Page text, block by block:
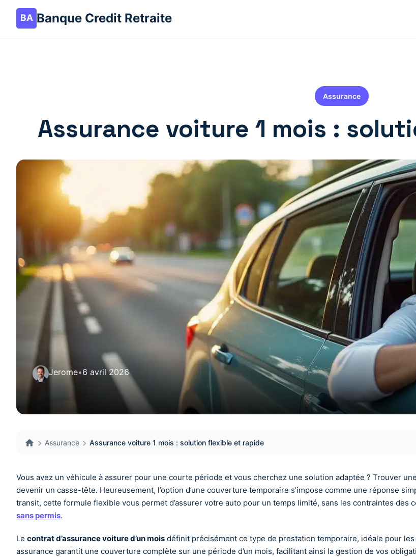
Banque Credit Retraite
Assurance
Assurance voiture 1 mois :
Jerome•6 avril 2026
Assurance Assurance voiture 1 mois : solution flexible et rapide
Vous avez un véhicule à assurer pour une courte période et vous cherchez une solution adaptée ? Trouver
devenir un casse-tête. Heureusement, l’option d’une couverture temporaire s’impose comme une réponse
transit, cette formule flexible vous permet d’assurer votre auto pour un temps limité, sans les contraintes des
sans permis.
Le contrat d’assurance voiture d’un mois définit précisément ce type de prestation temporaire, idéale pour
assurance garantit une couverture complète sur une période d’un mois, facilitant ainsi la gestion de vos